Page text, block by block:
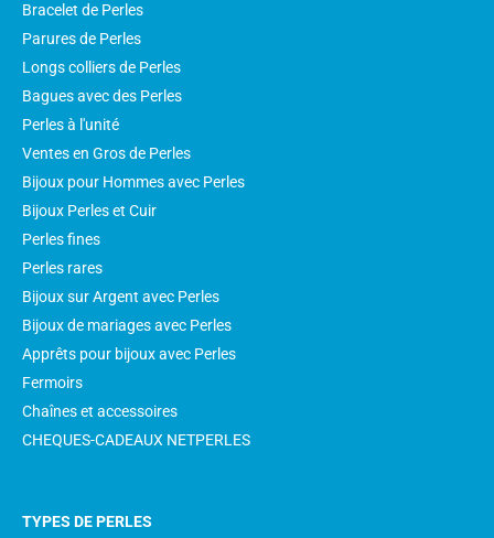
Bracelet de Perles
Parures de Perles
Longs colliers de Perles
Bagues avec des Perles
Perles à l'unité
Ventes en Gros de Perles
Bijoux pour Hommes avec Perles
Bijoux Perles et Cuir
Perles fines
Perles rares
Bijoux sur Argent avec Perles
Bijoux de mariages avec Perles
Apprêts pour bijoux avec Perles
Fermoirs
Chaînes et accessoires
CHEQUES-CADEAUX NETPERLES
TYPES DE PERLES